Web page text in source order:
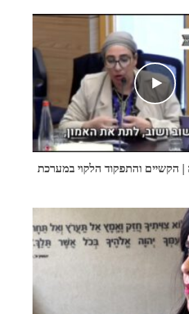
| הקשיים והתפקוד הלקוי במערכת